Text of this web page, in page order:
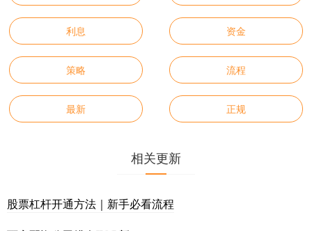
利息 资金
策略 流程
最新 正规
相关更新
股票杠杆开通方法｜新手必看流程